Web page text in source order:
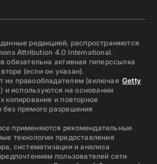
редакцией, распространяются
Attribution 4.0 International.
обязательна активная гиперссылка
(если он указан).
их правообладателям (включая Getty
и используются на основании
копирование и повторное
прямого разрешения
применяются рекомендательные
технологии предоставления
систематизации и анализа
пользователей сети